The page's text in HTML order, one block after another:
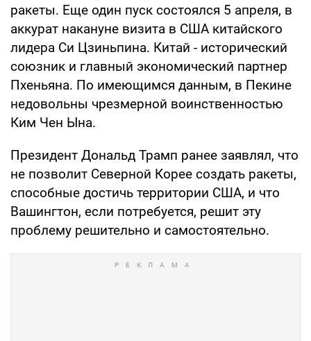
ракеты. Еще один пуск состоялся 5 апреля, в
аккурат накануне визита в США китайского
лидера Си Цзиньпина. Китай - исторический
союзник и главный экономический партнер
Пхеньяна. По имеющимся данным, в Пекине
недовольны чрезмерной воинственностью
Ким Чен Ына.
Президент Дональд Трамп ранее заявлял, что
не позволит Северной Корее создать ракеты,
способные достичь территории США, и что
Вашингтон, если потребуется, решит эту
проблему решительно и самостоятельно.